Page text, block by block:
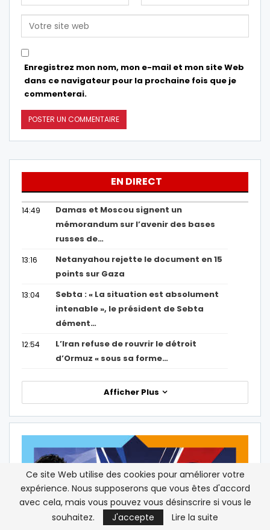
Enregistrez mon nom, mon e-mail et mon site Web
dans ce navigateur pour la prochaine fois que je
commenterai.
EN DIRECT
14:49
Damas et Moscou signent un
mémorandum sur l’avenir des bases
russes de…
13:16
Netanyahou rejette le document en 15
points sur Gaza
13:04
Sebta : « La situation est absolument
intenable », le président de Sebta
dément…
12:54
L’Iran refuse de rouvrir le détroit
d’Ormuz « sous sa forme…
Afficher Plus
Ce site Web utilise des cookies pour améliorer votre
expérience. Nous supposerons que vous êtes d'accord
avec cela, mais vous pouvez vous désinscrire si vous le
souhaitez.
J'accepte Lire la suite